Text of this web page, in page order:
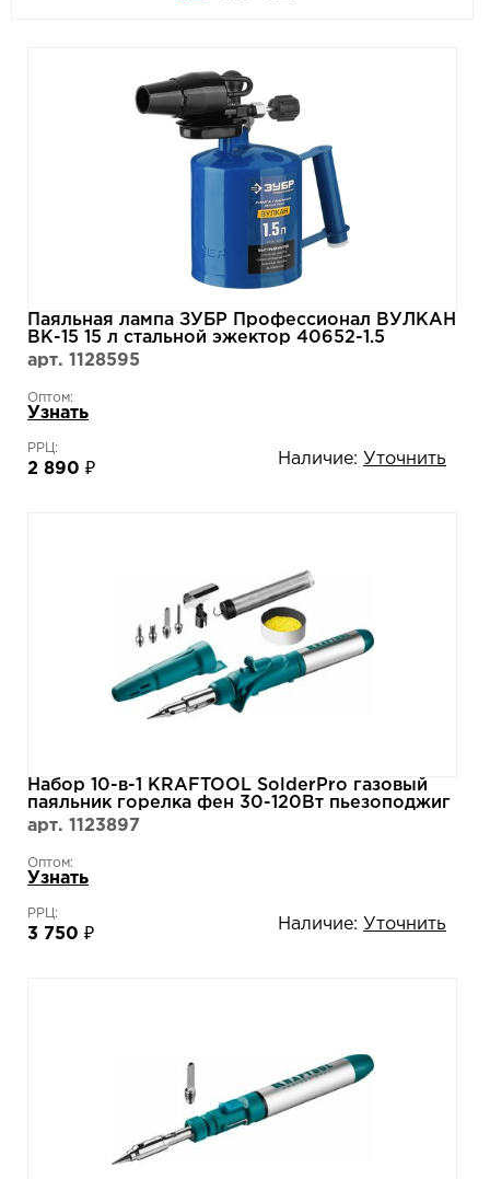
Паяльная лампа ЗУБР Профессионал ВУЛКАН
ВК-15 15 л стальной эжектор 40652-1.5
арт. 1128595
Оптом:
Узнать
РРЦ:
2 890 ₽
Наличие: Уточнить
Набор 10-в-1 KRAFTOOL SolderPro газовый
паяльник горелка фен 30-120Вт пьезоподжиг
кейс,1300°С 120K 55503-H10
арт. 1123897
Оптом:
Узнать
РРЦ:
3 750 ₽
Наличие: Уточнить